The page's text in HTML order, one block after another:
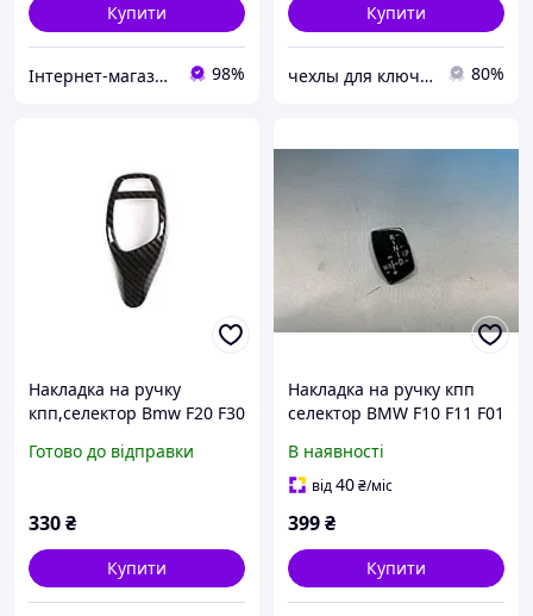
Купити
Інтернет-магазин "Mixtuning" 98%
Купити
чехлы для ключей 80%
Накладка на ручку
кпп,селектор Bmw F20 F30
F25 X4 F26 F10
Готово до відправки
330₴
Купити
Накладка на ручку кпп
селектор BMW F10 F11 F01
F30 F32 F48 F25 F15 F16
В наявності
від40₴/міс
399₴
Купити